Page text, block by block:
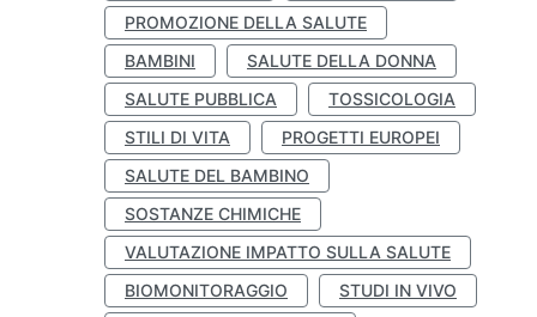
PROMOZIONE DELLA SALUTE
BAMBINI
SALUTE DELLA DONNA
SALUTE PUBBLICA
TOSSICOLOGIA
STILI DI VITA
PROGETTI EUROPEI
SALUTE DEL BAMBINO
SOSTANZE CHIMICHE
VALUTAZIONE IMPATTO SULLA SALUTE
BIOMONITORAGGIO
STUDI IN VIVO